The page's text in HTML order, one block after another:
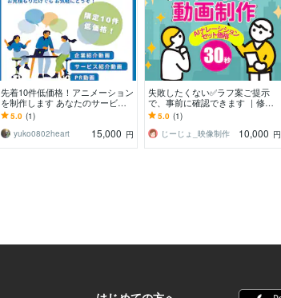
先着10件低価格！アニメーション
を制作します あなたのサービス
や想いを効果的に伝えます
5.0 (1)
yuko0802heart
15,000 円
失敗したくない✅ラフ案ご提示
で、事前に確認できます ｜修正
無制限、自動ナレーション込｜法
人PR・広告実績者が制作
5.0 (1)
じーじょ_映像制作
10,000 円